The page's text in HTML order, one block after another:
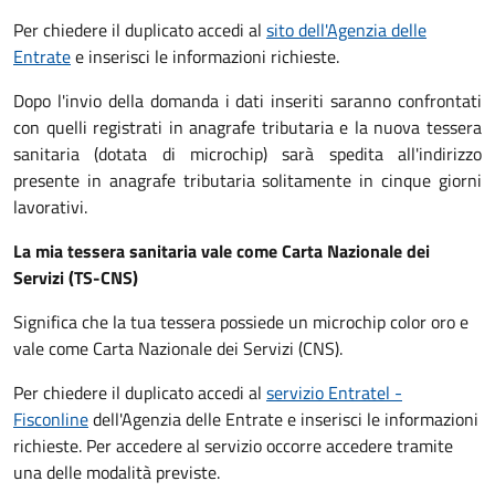
Per chiedere il duplicato accedi al sito dell'Agenzia delle
Entratee inserisci le informazioni richieste.
Dopo l'invio della domanda i dati inseriti saranno confrontati
con quelli registrati in anagrafe tributaria e la nuova tessera
sanitaria (dotata di microchip) sarà spedita all'indirizzo
presente in anagrafe tributaria solitamente in cinque giorni
lavorativi.
La mia tessera sanitaria vale come Carta Nazionale dei
Servizi (TS-CNS)
Significa che la tua tessera possiede un microchip color oro e
vale come Carta Nazionale dei Servizi (CNS).
Per chiedere il duplicato accedi al servizio Entratel -
Fisconlinedell'Agenzia delle Entrate e inserisci le informazioni
richieste. Per accedere al servizio occorre accedere tramite
una delle modalità previste.